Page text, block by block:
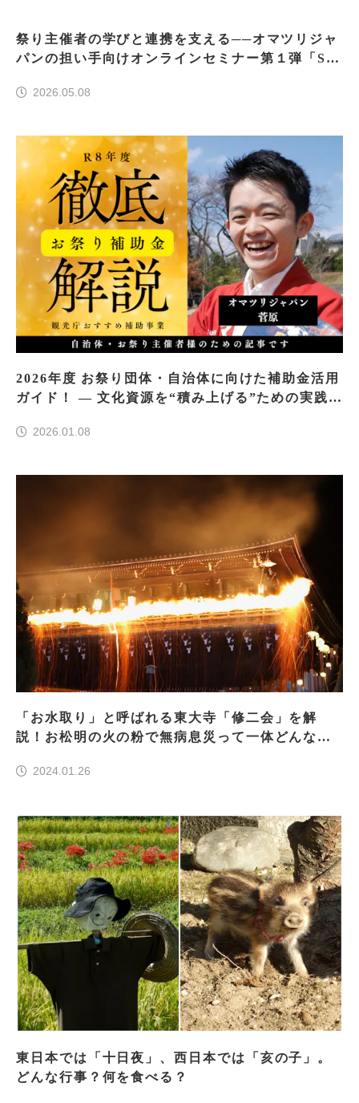
祭り主催者の学びと連携を支える──オマツリジャ
パンの担い手向けオンラインセミナー第１弾「SN
2026.05.08
2026年度 お祭り団体・自治体に向けた補助金活用
ガイド！ ― 文化資源を“積み上げる”ための実践
2026.01.08
「お水取り」と呼ばれる東大寺「修二会」を解
説！お松明の火の粉で無病息災って一体どんな行
2024.01.26
東日本では「十日夜」、西日本では「亥の子」。
どんな行事？何を食べる？